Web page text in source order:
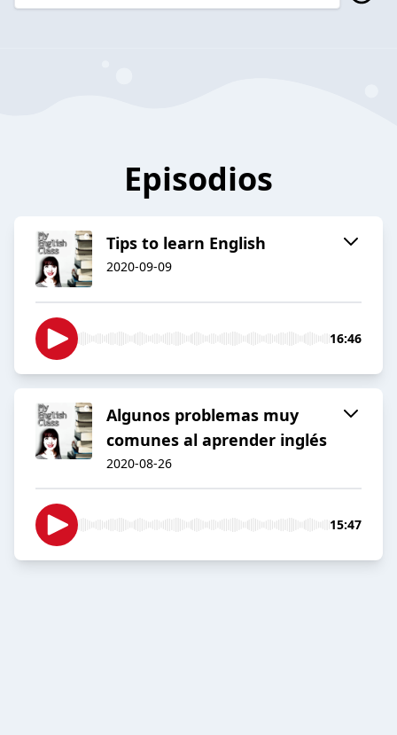
Episodios
Tips to learn English
2020-09-09
16:46
Algunos problemas muy
comunes al aprender inglés
2020-08-26
15:47